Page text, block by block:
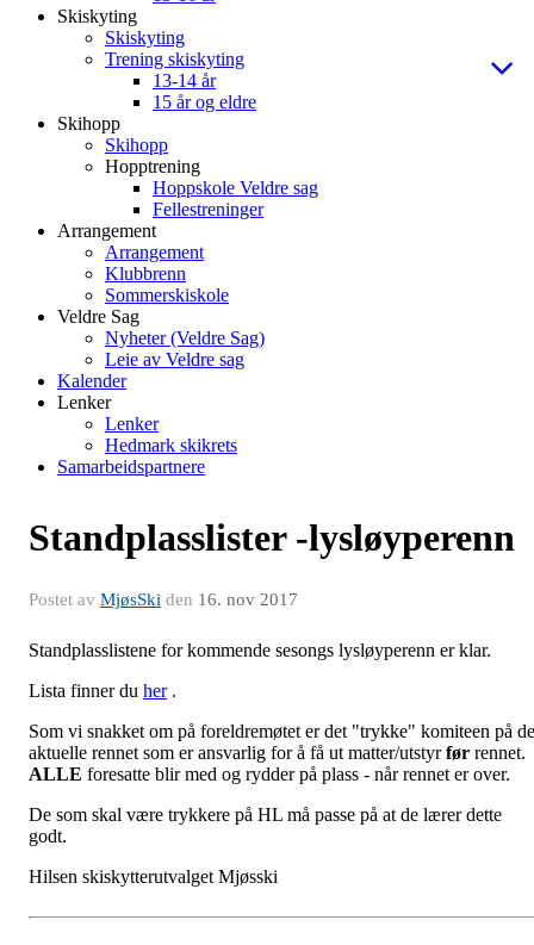
Skiskyting
Skiskyting
Trening skiskyting
13-14 år
15 år og eldre
Skihopp
Skihopp
Hopptrening
Hoppskole Veldre sag
Fellestreninger
Arrangement
Arrangement
Klubbrenn
Sommerskiskole
Veldre Sag
Nyheter (Veldre Sag)
Leie av Veldre sag
Kalender
Lenker
Lenker
Hedmark skikrets
Samarbeidspartnere
Standplasslister -lysløyperenn
Postet av MjøsSki den 16. nov 2017
Standplasslistene for kommende sesongs lysløyperenn er klar.
Lista finner du her.
Som vi snakket om på foreldremøtet er det "trykke" komiteen på
aktuelle rennet som er ansvarlig for å få ut matter/utstyrfør rennet.
ALLE foresatte blir med og rydder på plass - når rennet er over.
De som skal være trykkere på HL må passe på at de lærer dette
godt.
Hilsen skiskytterutvalget Mjøsski